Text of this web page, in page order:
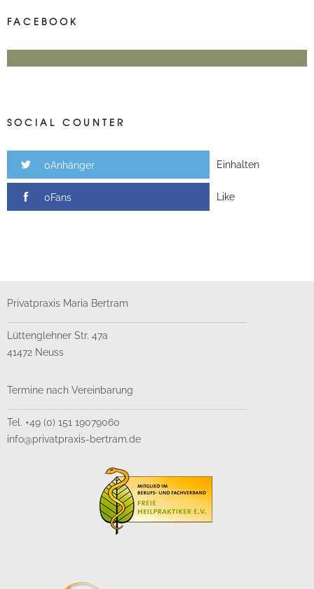
FACEBOOK
SOCIAL COUNTER
0Anhänger Einhalten
0Fans Like
Privatpraxis Maria Bertram
Lüttenglehner Str. 47a
41472 Neuss
Termine nach Vereinbarung
Tel. +49 (0) 151 19079060
info@privatpraxis-bertram.de